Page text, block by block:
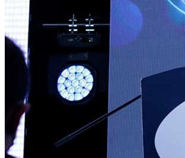
Asociarme
Directorio Asociados
Líneas de trabajo
Nosotros
Quiénes Somos